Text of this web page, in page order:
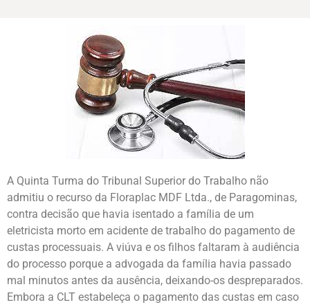
A Quinta Turma do Tribunal Superior do Trabalho não
admitiu o recurso da Floraplac MDF Ltda., de Paragominas,
contra decisão que havia isentado a família de um
eletricista morto em acidente de trabalho do pagamento de
custas processuais. A viúva e os filhos faltaram à audiência
do processo porque a advogada da família havia passado
mal minutos antes da ausência, deixando-os despreparados.
Embora a CLT estabeleça o pagamento das custas em caso